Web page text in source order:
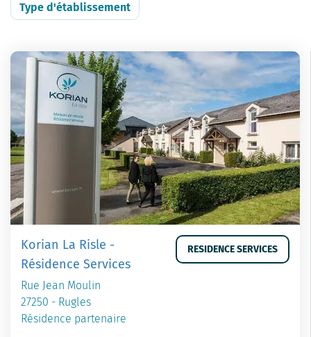
Type d'établissement
Korian La Risle -
Résidence Services
Rue Jean Moulin
27250 - Rugles
Résidence partenaire
RESIDENCE SERVICES